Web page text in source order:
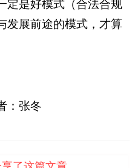
定是好模式（合法合规
发展前途的模式，才算
：张冬